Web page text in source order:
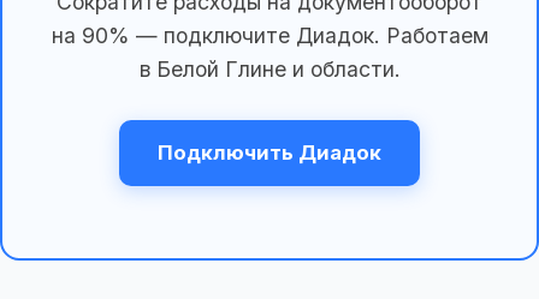
на 90% — подключите Диадок. Работаем
в Белой Глине и области.
Подключить Диадок